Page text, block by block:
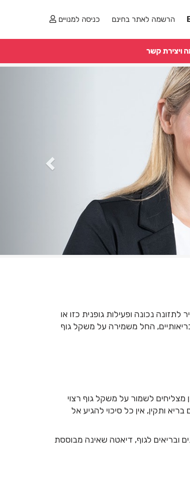
הרשמה לאתר בחינם כניסה למנויים
ויצירת קשר
נכונה ופעילות גופנית כזו או
בריאותיים, החל משמירה על משקל גוף
מצליחים לשמור על משקל גוף רצוי
ותקין, אין כל סיכוי להגיע אל
ובריאים לגוף, דיאטה שאינה מבוססת